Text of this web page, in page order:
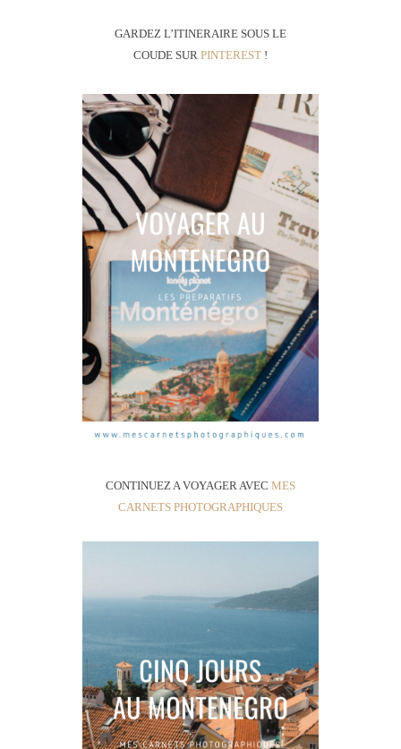
GARDEZ L’ITINERAIRE SOUS LE
COUDE SUR PINTEREST !
CONTINUEZ A VOYAGER AVEC MES
CARNETS PHOTOGRAPHIQUES